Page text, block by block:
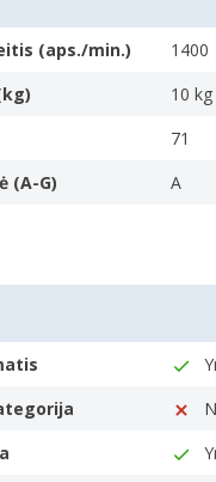
(aps./min.)
1400
10 kg
71
(A-G)
A